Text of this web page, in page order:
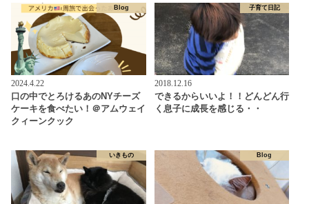
Blog
2024.4.22
口の中でとろけるあのNYチーズ
ケーキを食べたい！＠アムウェイ
クィーンクック
子育て日記
2018.12.16
できるからいいよ！！どんどん行
く息子に成長を感じる・・
いきもの Blog